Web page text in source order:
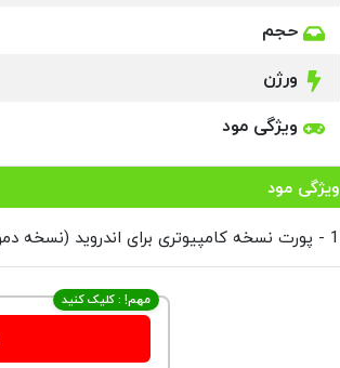
حجم
ورژن
ویژگی مود
ویژگی مود
1 - پورت نسخه کامپیوتری برای اندروید (نسخه دمو)
مهم! : کلیک کنید